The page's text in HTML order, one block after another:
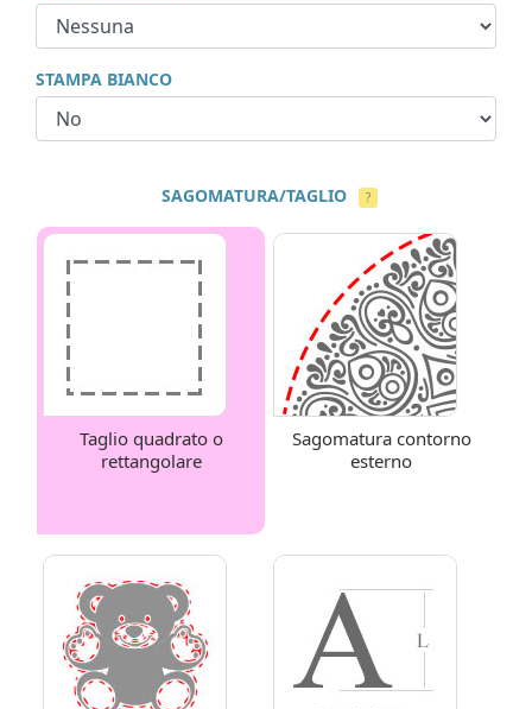
STAMPA BIANCO
SAGOMATURA/TAGLIO ?
Taglio quadrato o
rettangolare
Sagomatura contorno
esterno